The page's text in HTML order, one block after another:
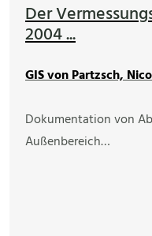
Der
2004 ...
GIS von Partzsch,
Dokumentation von
Außenbereich…